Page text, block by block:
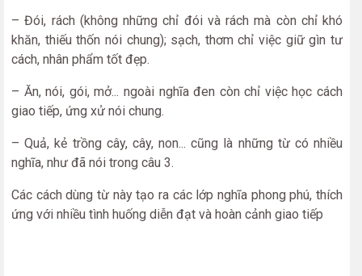
– Đói, rách (không những chỉ đói và rách mà còn chỉ khó
khăn, thiếu thốn nói chung); sạch, thơm chỉ việc giữ gìn tư
cách, nhân phẩm tốt đẹp.
– Ăn, nói, gói, mở... ngoài nghĩa đen còn chỉ việc học cách
giao tiếp, ứng xử nói chung.
– Quả, kẻ trồng cây, cây, non... cũng là những từ có nhiều
nghĩa, như đã nói trong câu 3.
Các cách dùng từ này tạo ra các lớp nghĩa phong phú, thích
ứng với nhiều tình huống diễn đạt và hoàn cảnh giao tiếp